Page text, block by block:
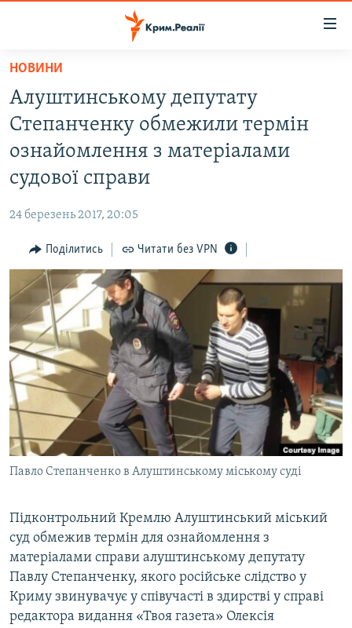
Перейти
основного
матеріалу
до
основної
Перейти
пошуку
ВОДА.КРИМ
ВІДЕО ТА ФОТО
ПОЛІТИКА
ПОГЛЯД
ІНТЕРВ'Ю
ВСЕ ЗА ДЕНЬ
СПЕЦПРОЕКТИ
ДЕПОРТАЦІЯ
ВІДЕОУРОКИ «ELIFBE»
СВІДЧЕННЯ ОКУПАЦІЇ
УКРАЇНСЬКА ПРОБЛЕМА КРИМУ
ІНФОГРАФІКА
ЯК ОБІЙТИ БЛОКУВАННЯ
Русский
Qırımtatar
ДОЛУЧАЙСЯ!
Усі сайти RFE/RL
НОВИНИ
Алуштинському депутату
Степанченку обмежили термін
ознайомлення з матеріалами
судової справи
24 березень 2017, 20:05
Поділитись Читати без VPN
Павло Степанченко в Алуштинському міському суді
Підконтрольний Кремлю Алуштинський міський
суд обмежив термін для ознайомлення з
матеріалами справи алуштинському депутату
Павлу Степанченку, якого російське слідство у
Криму звинувачує у співучасті в здирстві у справі
редактора видання «Твоя газета» Олексія